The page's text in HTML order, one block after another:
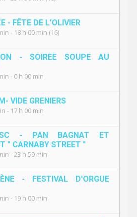
- FÊTE DE L'OLIVIER
- 18 h 00 min (16)
- SOIREE SOUPE AU
- 0 h 00 min
VIDE GRENIERS
- 17 h 00 min
- PAN BAGNAT ET
" CARNABY STREET "
- 23 h 59 min
- FESTIVAL D'ORGUE
- 19 h 00 min